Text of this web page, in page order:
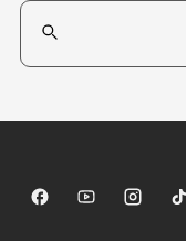
Suchfeld
Sparkasse aufSparkasse auf